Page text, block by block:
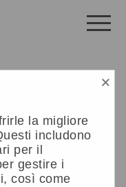
continua per
ai
Specializzati
×
la migliore
includono
per il
gestire i
così come